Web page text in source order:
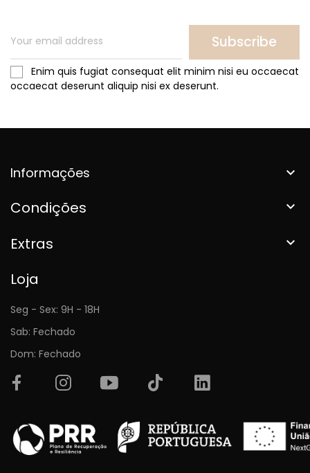
Subscribe
Enim quis fugiat consequat elit minim nisi eu occaecat
occaecat deserunt aliquip nisi ex deserunt.
Informações 
Condições 
Extras 
Loja
Seg - Sex: 9H - 18H
Sab: Fechado
Dom: Fechado